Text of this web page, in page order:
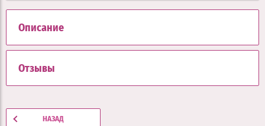
Описание
Отзывы
НАЗАД